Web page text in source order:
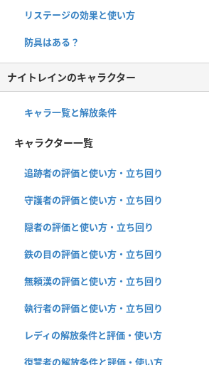
リステージの効果と使い方
防具はある？
ナイトレインのキャラクター
キャラ一覧と解放条件
キャラクター一覧
追跡者の評価と使い方・立ち回り
守護者の評価と使い方・立ち回り
隠者の評価と使い方・立ち回り
鉄の目の評価と使い方・立ち回り
無頼漢の評価と使い方・立ち回り
執行者の評価と使い方・立ち回り
レディの解放条件と評価・使い方
復讐者の解放条件と評価・使い方